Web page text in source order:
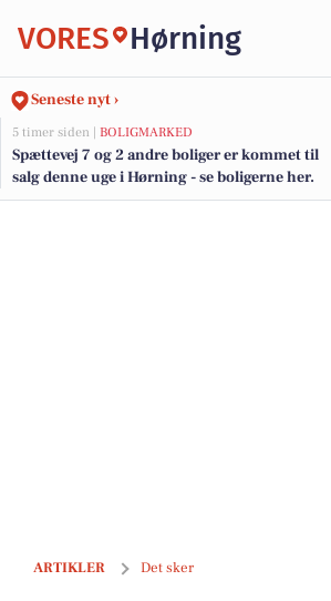
VORES Hørning
Seneste nyt ›
5 timer siden | BOLIGMARKED
Spættevej 7 og 2 andre boliger er kommet til
salg denne uge i Hørning - se boligerne her.
ARTIKLER Det sker
Oplev Kyndelmisse og vinterferie i Galleri